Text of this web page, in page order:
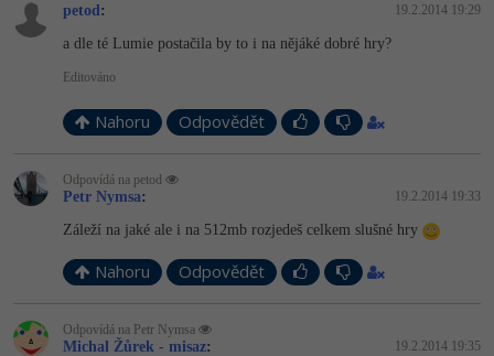
petod : 19.2.2014 19:29
a dle té Lumie postačila by to i na nějáké dobré hry?
Editováno
Nahoru Odpovědět
Odpovídá na petod
Petr Nymsa: 19.2.2014 19:33
Záleží na jaké ale i na 512mb rozjedeš celkem slušné hry
Nahoru Odpovědět
Odpovídá na Petr Nymsa
Michal Žůrek - misaz: 19.2.2014 19:35